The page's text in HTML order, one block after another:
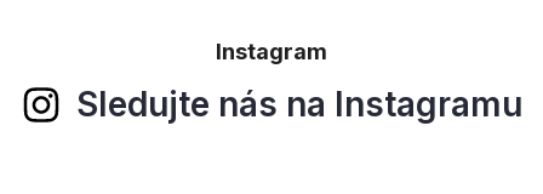
Instagram
Sledujte nás na Instagramu